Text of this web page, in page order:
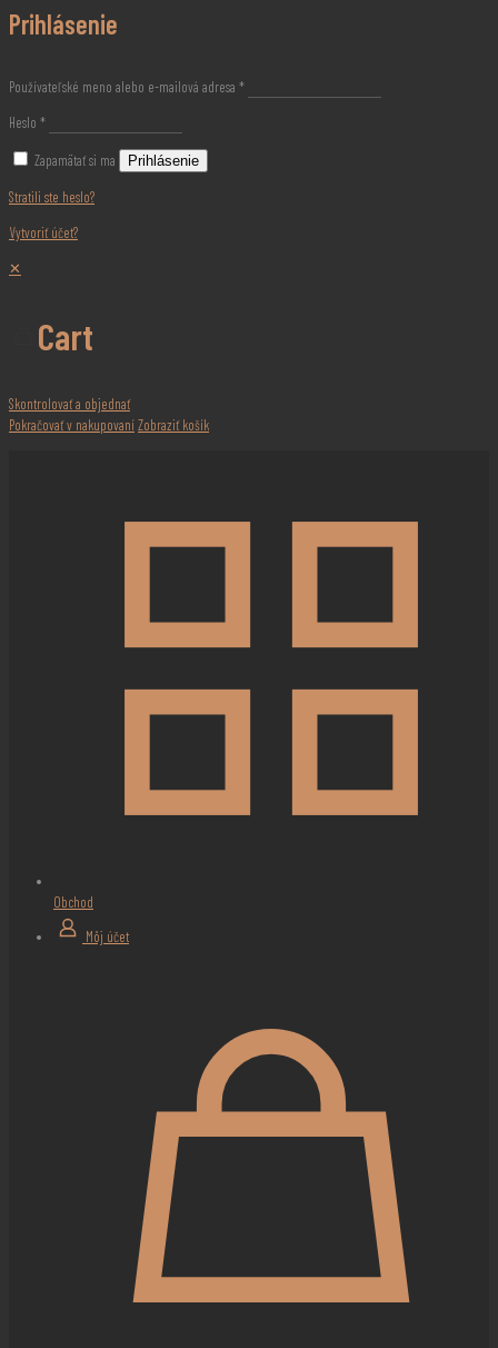
Prihlásenie
Používateľské meno alebo e-mailová adresa *
Heslo *
Zapamätať si ma Prihlásenie
Stratili ste heslo?
Vytvoriť účet?
✕
Cart
Skontrolovať a objednať
Pokračovať v nakupovaníZobraziť košík
Obchod
Môj účet